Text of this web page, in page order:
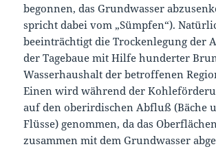
begonnen, das Grundwasser
spricht dabei vom „Sümpfen“).
beeinträchtigt die Trockenlegung der
der Tagebaue mit Hilfe hunderter
Wasserhaushalt der betroffenen
Einen wird während der
auf den oberirdischen Abfluß (Bäche
Flüsse) genommen, da das
zusammen mit dem Grundwasser